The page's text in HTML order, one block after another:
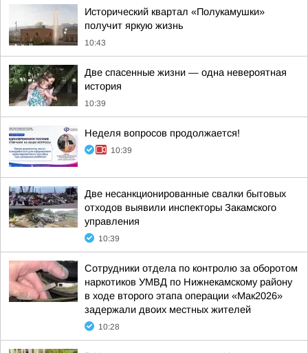
Исторический квартал «Полукамушки»
получит яркую жизнь
10:43
Две спасенные жизни — одна невероятная
история
10:39
Неделя вопросов продолжается!
10:39
Две несанкционированные свалки бытовых
отходов выявили инспекторы Закамского
управления
10:39
Сотрудники отдела по контролю за оборотом
наркотиков УМВД по Нижнекамскому району
в ходе второго этапа операции «Мак2026»
задержали двоих местных жителей
10:28